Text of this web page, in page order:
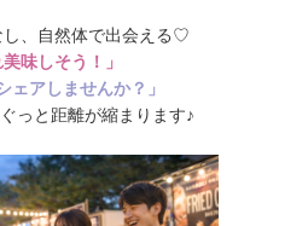
し、自然体で出会える♡
美味しそう！」
ェアしませんか？」
っと距離が縮まります♪